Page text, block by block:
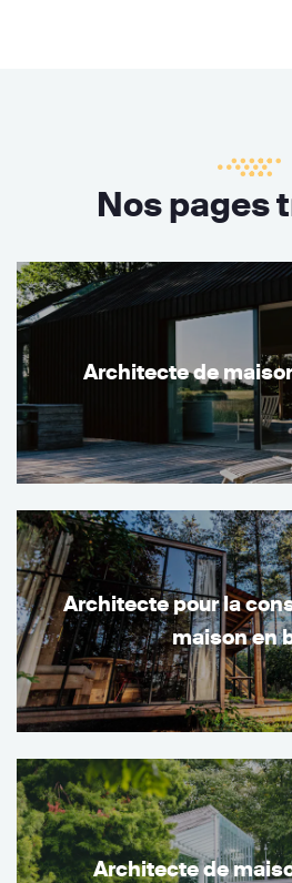
Nos pages
Architecte de
Architecte pour la
maison en
Architecte de